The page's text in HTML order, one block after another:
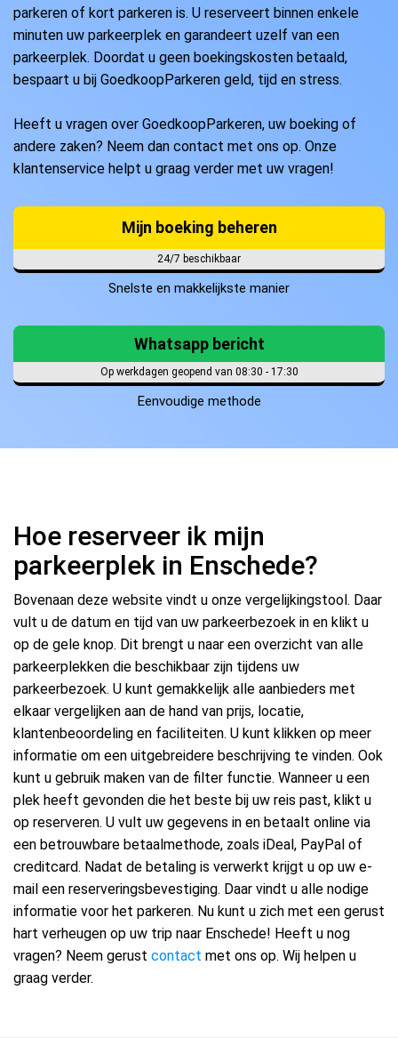
parkeren of kort parkeren is. U reserveert binnen enkele
minuten uw parkeerplek en garandeert uzelf van een
parkeerplek. Doordat u geen boekingskosten betaald,
bespaart u bij GoedkoopParkeren geld, tijd en stress.
Heeft u vragen over GoedkoopParkeren, uw boeking of
andere zaken? Neem dan contact met ons op. Onze
klantenservice helpt u graag verder met uw vragen!
Mijn boeking beheren
24/7 beschikbaar
Snelste en makkelijkste manier
Whatsapp bericht
Op werkdagen geopend van 08:30 - 17:30
Eenvoudige methode
Hoe reserveer ik mijn
parkeerplek in Enschede?
Bovenaan deze website vindt u onze vergelijkingstool. Daar
vult u de datum en tijd van uw parkeerbezoek in en klikt u
op de gele knop. Dit brengt u naar een overzicht van alle
parkeerplekken die beschikbaar zijn tijdens uw
parkeerbezoek. U kunt gemakkelijk alle aanbieders met
elkaar vergelijken aan de hand van prijs, locatie,
klantenbeoordeling en faciliteiten. U kunt klikken op meer
informatie om een uitgebreidere beschrijving te vinden. Ook
kunt u gebruik maken van de filter functie. Wanneer u een
plek heeft gevonden die het beste bij uw reis past, klikt u
op reserveren. U vult uw gegevens in en betaalt online via
een betrouwbare betaalmethode, zoals iDeal, PayPal of
creditcard. Nadat de betaling is verwerkt krijgt u op uw e-
mail een reserveringsbevestiging. Daar vindt u alle nodige
informatie voor het parkeren. Nu kunt u zich met een gerust
hart verheugen op uw trip naar Enschede! Heeft u nog
vragen? Neem gerust contact met ons op. Wij helpen u
graag verder.